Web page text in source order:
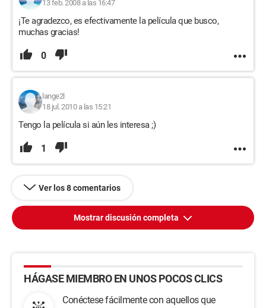
13 feb. 2008 a las 16:47
¡Te agradezco, es efectivamente la película que busco,
muchas gracias!
0
lange2l
18 jul. 2010 a las 15:21
Tengo la película si aún les interesa ;)
1
Ver los 8 comentarios
Mostrar discusión completa
HÁGASE MIEMBRO EN UNOS POCOS CLICS
Conéctese fácilmente con aquellos que